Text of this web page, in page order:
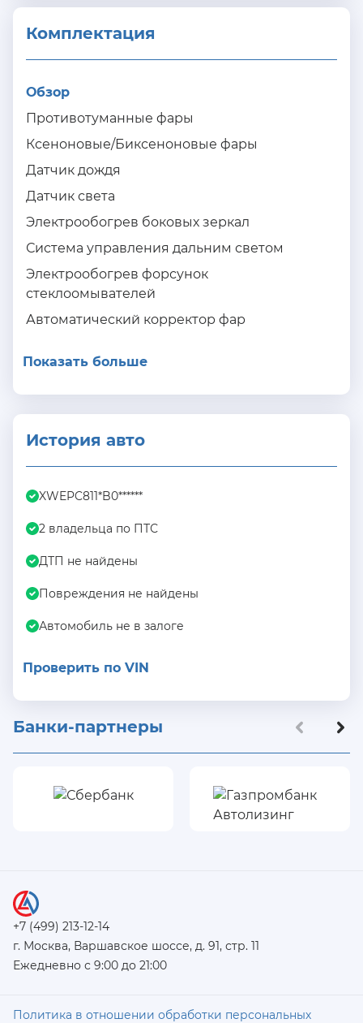
Комплектация
Обзор
Противотуманные фары
Ксеноновые/Биксеноновые фары
Датчик дождя
Датчик света
Электрообогрев боковых зеркал
Система управления дальним светом
Электрообогрев форсунок
стеклоомывателей
Автоматический корректор фар
Показать больше
История авто
XWEPC811*B0******
2 владельца по ПТС
ДТП не найдены
Повреждения не найдены
Автомобиль не в залоге
Проверить по VIN
Банки-партнеры
+7 (499) 213-12-14
г. Москва, Варшавское шоссе, д. 91, стр. 11
Ежедневно с 9:00 до 21:00
Политика в отношении обработки персональных